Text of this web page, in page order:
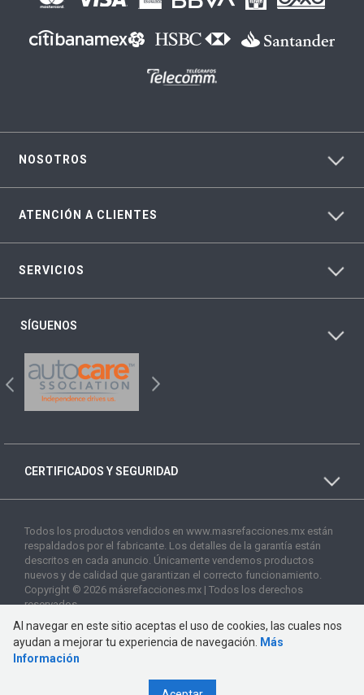
NOSOTROS
ATENCIÓN A CLIENTES
SERVICIOS
SÍGUENOS
CERTIFICADOS Y SEGURIDAD
Todos los productos vendidos en www.masrefacciones.mx están
respaldados por el fabricante. Los detalles de la garantía están
descritos en cada anuncio. Únicamente vendemos productos
nuevos y de calidad que garantizan el correcto funcionamiento.
Copyright © 2026 másrefacciones.mx | Todos los derechos
reservados
Al navegar en este sitio aceptas el uso de cookies, las cuales nos
ayudan a mejorar tu experiencia de navegación.
Más
Información